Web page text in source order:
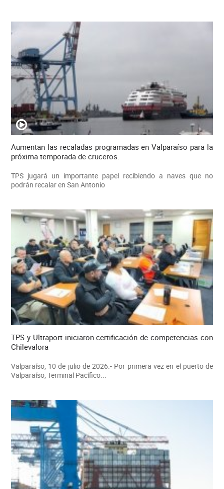
Aumentan las recaladas programadas en Valparaíso para la
próxima temporada de cruceros.
TPS jugará un importante papel recibiendo a naves que no
podrán recalar en San Antonio
TPS y Ultraport iniciaron certificación de competencias con
Chilevalora
Valparaíso, 10 de julio de 2026.- Por primera vez en el puerto de
Valparaíso, Terminal Pacífico...